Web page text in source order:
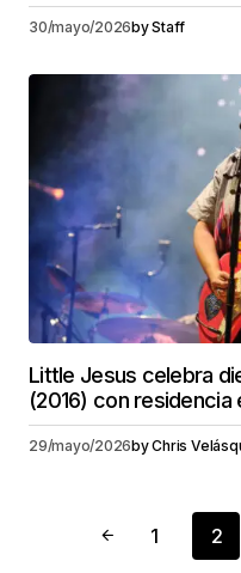
30/mayo/2026byStaff
Little Jesus celebra
(2016) con residencia
29/mayo/2026byChris
1 2